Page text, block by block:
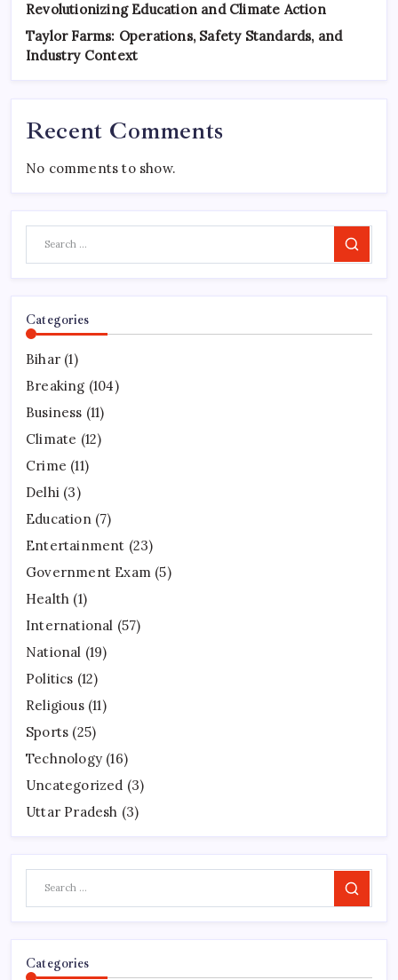
Revolutionizing Education and Climate Action
Taylor Farms: Operations, Safety Standards, and
Industry Context
Recent Comments
No comments to show.
Search
Categories
Bihar (1)
Breaking (104)
Business (11)
Climate (12)
Crime (11)
Delhi (3)
Education(7)
Entertainment (23)
Government Exam (5)
Health (1)
International (57)
National (19)
Politics (12)
Religious(11)
Sports (25)
Technology (16)
Uncategorized (3)
Uttar Pradesh (3)
Search
Categories